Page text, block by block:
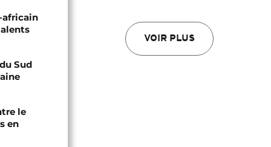
VOIR PLUS
africain
Sud
le
en